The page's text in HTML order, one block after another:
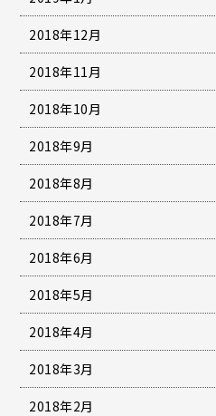
2018年12月
2018年11月
2018年10月
2018年9月
2018年8月
2018年7月
2018年6月
2018年5月
2018年4月
2018年3月
2018年2月